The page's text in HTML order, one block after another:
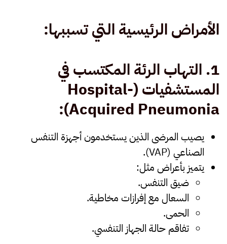
الأمراض الرئيسية التي تسببها:
1. التهاب الرئة المكتسب في
المستشفيات (Hospital-
Acquired Pneumonia):
يصيب المرضى الذين يستخدمون أجهزة التنفس
الصناعي (VAP).
يتميز بأعراض مثل:
ضيق التنفس.
السعال مع إفرازات مخاطية.
الحمى.
تفاقم حالة الجهاز التنفسي.